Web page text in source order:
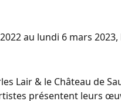
au lundi 6 mars
Lair & le Château de
artistes présentent leurs